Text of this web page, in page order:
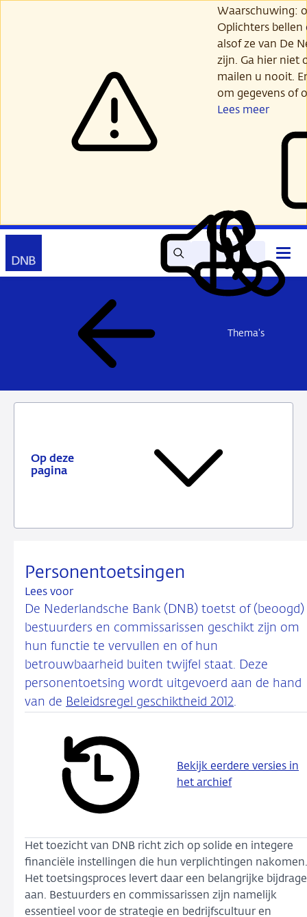
Waarschuwing:
Oplichters
alsof ze van De
zijn. Ga hier niet
mailen u nooit.
om gegevens of
Lees meer
Zoek Lees
voor
Mijn
DNB
Contact
Thema's
Op deze
pagina
Personentoetsingen
Lees voor
De Nederlandsche Bank (DNB) toetst of (beoogd)
bestuurders en commissarissen geschikt zijn om
hun functie te vervullen en of hun
betrouwbaarheid buiten twijfel staat. Deze
personentoetsing wordt uitgevoerd aan de hand
van de Beleidsregel geschiktheid 2012.
Bekijk eerdere versies in
het archief
Het toezicht van DNB richt zich op solide en integere
financiële instellingen die hun verplichtingen nakomen.
Het toetsingsproces levert daar een belangrijke bijdrage
aan. Bestuurders en commissarissen zijn namelijk
essentieel voor de strategie en bedrijfscultuur en